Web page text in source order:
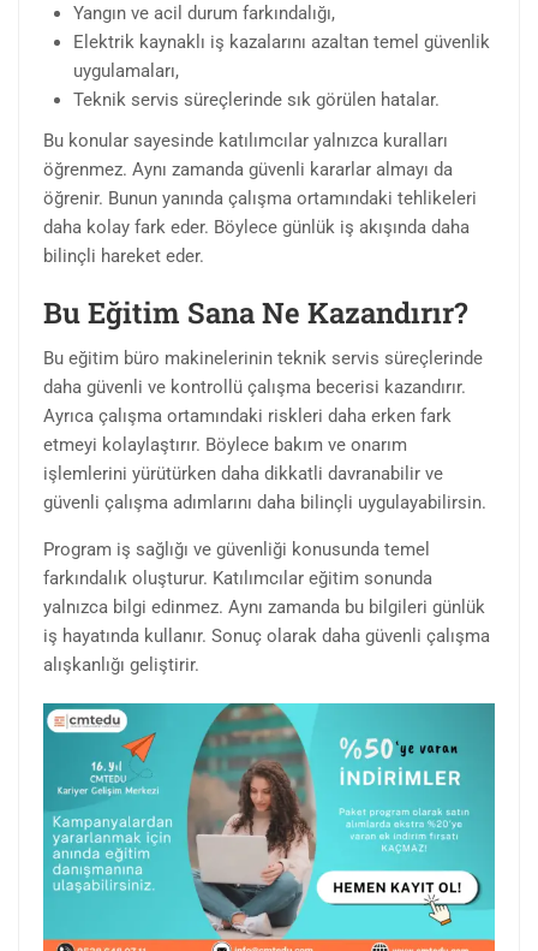
Yangın ve acil durum farkındalığı,
Elektrik kaynaklı iş kazalarını azaltan temel güvenlik
uygulamaları,
Teknik servis süreçlerinde sık görülen hatalar.
Bu konular sayesinde katılımcılar yalnızca kuralları
öğrenmez. Aynı zamanda güvenli kararlar almayı da
öğrenir. Bunun yanında çalışma ortamındaki tehlikeleri
daha kolay fark eder. Böylece günlük iş akışında daha
bilinçli hareket eder.
Bu Eğitim Sana Ne Kazandırır?
Bu eğitim büro makinelerinin teknik servis süreçlerinde
daha güvenli ve kontrollü çalışma becerisi kazandırır.
Ayrıca çalışma ortamındaki riskleri daha erken fark
etmeyi kolaylaştırır. Böylece bakım ve onarım
işlemlerini yürütürken daha dikkatli davranabilir ve
güvenli çalışma adımlarını daha bilinçli uygulayabilirsin.
Program iş sağlığı ve güvenliği konusunda temel
farkındalık oluşturur. Katılımcılar eğitim sonunda
yalnızca bilgi edinmez. Aynı zamanda bu bilgileri günlük
iş hayatında kullanır. Sonuç olarak daha güvenli çalışma
alışkanlığı geliştirir.